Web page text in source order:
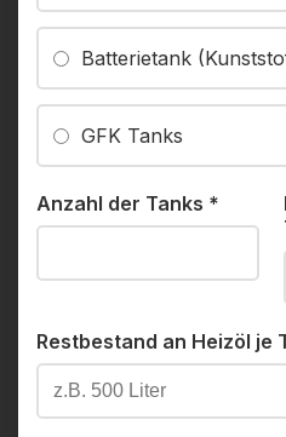
Batterietank
GFK Tanks
Anzahl der Tanks *
Restbestand an Heizöl je